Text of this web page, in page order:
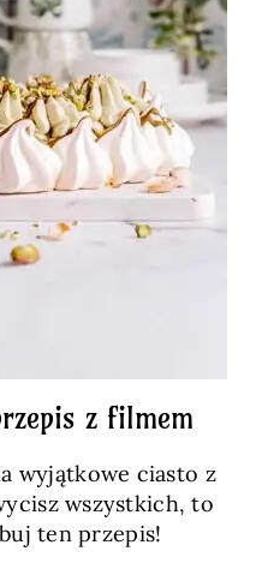
z filmem
wyjątkowe ciasto z
wszystkich, to
ten przepis!